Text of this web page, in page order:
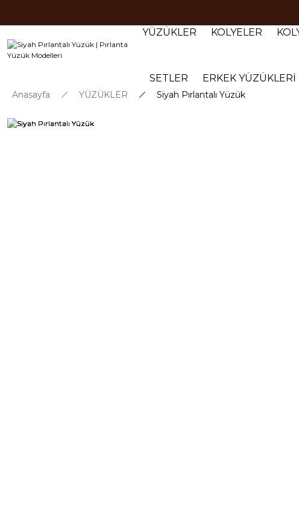
YÜZÜKLER KOLYELER
SETLER ERKEK YÜZÜKLERİ
Anasayfa YÜZÜKLER Siyah Pırlantalı Yüzük